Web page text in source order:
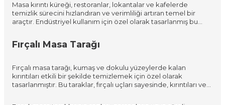
Masa kırıntı küreği, restoranlar, lokantalar ve kafelerde
temizlik sürecini hızlandıran ve verimliliği artıran temel bir
araçtır. Endüstriyel kullanım için özel olarak tasarlanmış bu
çıkar. Ürün yelpazesi, mini boyutlardan büyük boyutlara kadar
geniş yemek alanları için daha büyük kürekler seçilebilir.
Tasarım açısından, ergonomik saplar, hafif yapılar ve kolay
temizlenebilir yüzeyler gibi özellikler, kullanıcı konforunu ve
hijyeni maksimize eder. Toptan satış seçenekleri, işletmelerin
Fırçalı Masa Tarağı
Fırçalı masa tarağı, kumaş ve dokulu yüzeylerde kalan
kırıntıları etkili bir şekilde temizlemek için özel olarak
tasarlanmıştır. Bu taraklar, fırçalı uçları sayesinde, kırıntıları ve